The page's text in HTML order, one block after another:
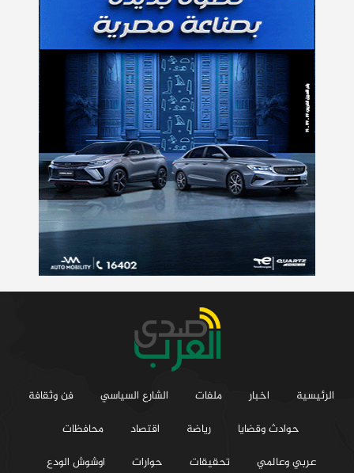
الرئيسية اخبار ملفات الشارع السياسي
فن وثقافة
حوادث وقضايا
رياضة اقتصاد
محافظات
عربي وعالمي
تحقيقات حوارات اوشوش الودع